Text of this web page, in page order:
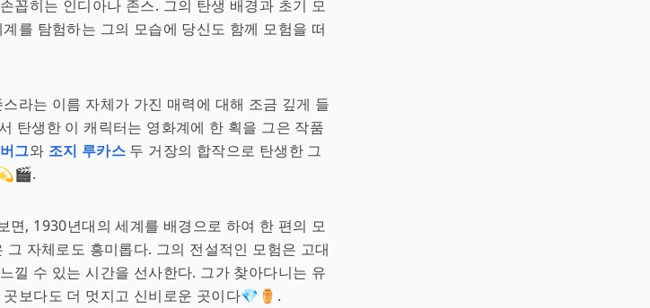
꼽히는 인디아나 존스. 그의 탄생 배경과 초기 모
를 탐험하는 그의 모습에 당신도 함께 모험을 떠
라는 이름 자체가 가진 매력에 대해 조금 깊게 들
탄생한 이 캐릭터는 영화계에 한 획을 그은 작품
그와 조지 루카스 두 거장의 합작으로 탄생한 그
면, 1930년대의 세계를 배경으로 하여 한 편의 모
자체로도 흥미롭다. 그의 전설적인 모험은 고대
낄 수 있는 시간을 선사한다. 그가 찾아다니는 유
곳보다도 더 멋지고 신비로운 곳이다💎⚱️.